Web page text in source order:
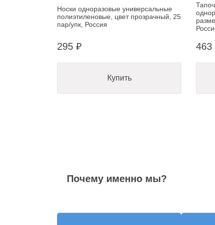
Носки одноразовые универсальные
полиэтиленовые, цвет прозрачный, 25
пар/упк, Россия
295 ₽
Купить
463
Почему именно мы?